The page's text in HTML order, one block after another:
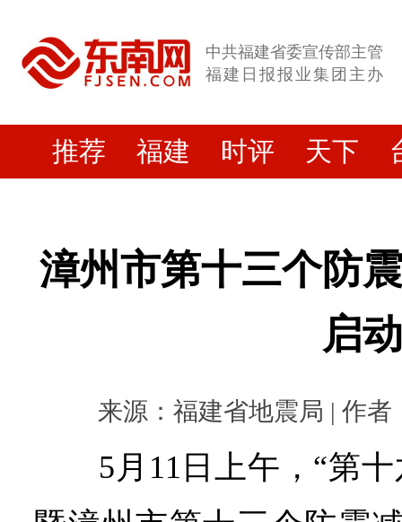
中共福建省委宣传部主管
福建日报报业集团主办
推荐 福建 时评 天下
漳州市第十三个防
启动
来源：福建省地震局 | 作者
5月11日上午，“第